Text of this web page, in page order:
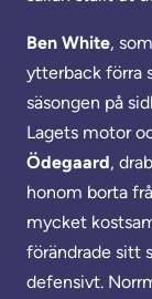
Ben White,
ytterback förra
säsongen på
Lagets motor
Ödegaard,
honom borta
mycket
förändrade sitt
defensivt.